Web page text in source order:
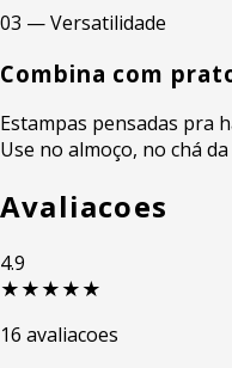
03 — Versatilidade
Combina com
Estampas pensadas pra
Use no almoço, no chá
Avaliacoes
4.9
★★★★★
16 avaliacoes